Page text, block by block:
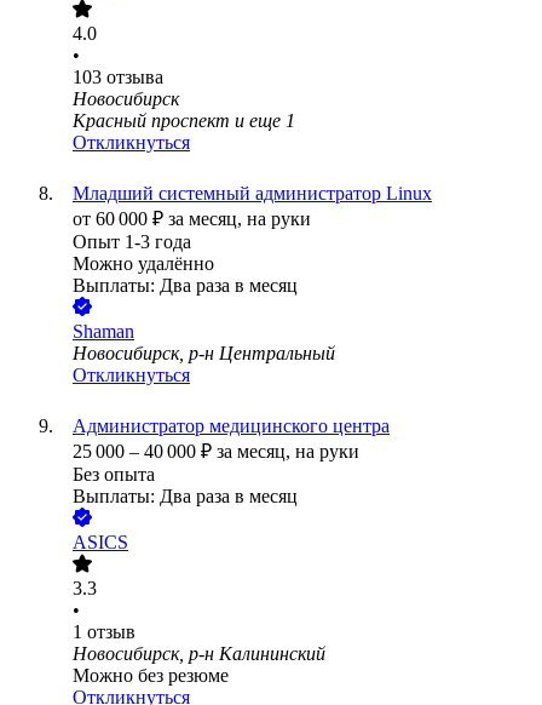
4.0
•
103 отзыва
Новосибирск
Красный проспект и еще 1
Откликнуться
Младший системный администратор Linux
от 60 000 ₽ за месяц, на руки
Опыт 1-3 года
Можно удалённо
Выплаты: Два раза в месяц
Shaman
Новосибирск, р-н Центральный
Откликнуться
Администратор медицинского центра
25 000 – 40 000 ₽ за месяц, на руки
Без опыта
Выплаты: Два раза в месяц
ASICS
3.3
•
1 отзыв
Новосибирск, р-н Калининский
Можно без резюме
Откликнуться